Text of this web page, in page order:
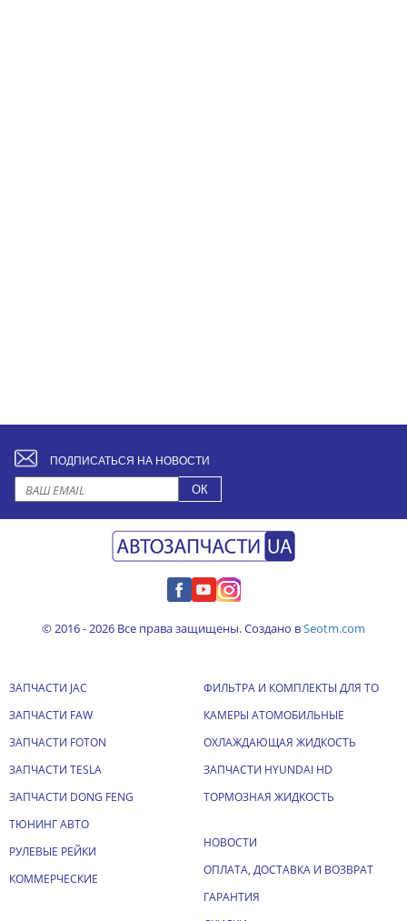
ПОДПИСАТЬСЯ НА НОВОСТИ
© 2016 - 2026 Все права защищены. Создано вSeotm.com
ЗАПЧАСТИ JAC
ЗАПЧАСТИ FAW
ЗАПЧАСТИ FOTON
ЗАПЧАСТИ TESLA
ЗАПЧАСТИ DONG FENG
ТЮНИНГ АВТО
РУЛЕВЫЕ РЕЙКИ
КОММЕРЧЕСКИЕ
ФИЛЬТРА И КОМПЛЕКТЫ ДЛЯ ТО
КАМЕРЫ АТОМОБИЛЬНЫЕ
ОХЛАЖДАЮЩАЯ ЖИДКОСТЬ
ЗАПЧАСТИ HYUNDAI HD
ТОРМОЗНАЯ ЖИДКОСТЬ
НОВОСТИ
ОПЛАТА, ДОСТАВКА И ВОЗВРАТ
ГАРАНТИЯ